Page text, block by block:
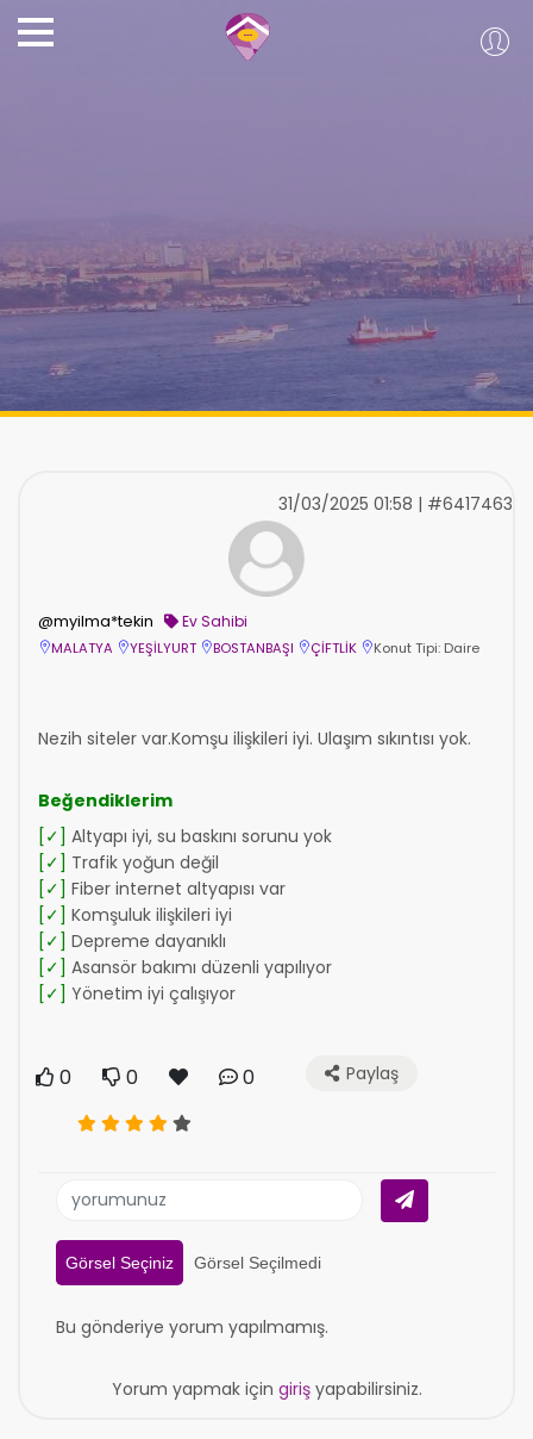
@myilma*tekin Ev Sahibi
MALATYA YEŞİLYURT BOSTANBAŞI ÇİFTLİK Konut Tipi: Daire
31/03/2025 01:58 | #6417463
Nezih siteler var.Komşu ilişkileri iyi. Ulaşım sıkıntısı yok.
Beğendiklerim
[✓] Altyapı iyi, su baskını sorunu yok
[✓] Trafik yoğun değil
[✓] Fiber internet altyapısı var
[✓] Komşuluk ilişkileri iyi
[✓] Depreme dayanıklı
[✓] Asansör bakımı düzenli yapılıyor
[✓] Yönetim iyi çalışıyor
0 0 0 Paylaş
Görsel Seçiniz Görsel Seçilmedi
Bu gönderiye yorum yapılmamış.
Yorum yapmak için girişyapabilirsiniz.